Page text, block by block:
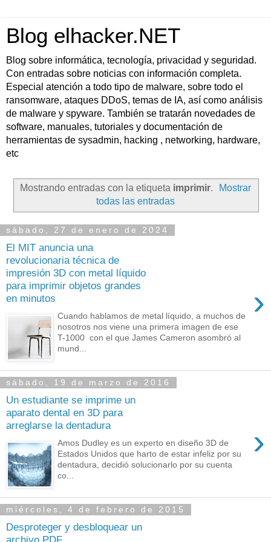
Blog elhacker.NET
Blog sobre informática, tecnología, privacidad y seguridad.
Con entradas sobre noticias con información completa.
Especial atención a todo tipo de malware, sobre todo el
ransomware, ataques DDoS, temas de IA, así como análisis
de malware y spyware. También se tratarán novedades de
software, manuales, tutoriales y documentación de
herramientas de sysadmin, hacking , networking, hardware,
etc
Mostrando entradas con la etiqueta imprimir.
Mostrar
todas las entradas
sábado, 27 de enero de 2024
El MIT anuncia una
revolucionaria técnica de
impresión 3D con metal líquido
para imprimir objetos grandes
en minutos
›
Cuando hablamos de metal líquido, a muchos de
nosotros nos viene una primera imagen de ese
T-1000 con el que James Cameron asombró al
mund...
sábado, 19 de marzo de 2016
Un estudiante se imprime un
aparato dental en 3D para
arreglarse la dentadura
›
Amos Dudley es un experto en diseño 3D de
Estados Unidos que harto de estar infeliz por su
dentadura, decidió solucionarlo por su cuenta
co...
miércoles, 4 de febrero de 2015
Desproteger y desbloquear un